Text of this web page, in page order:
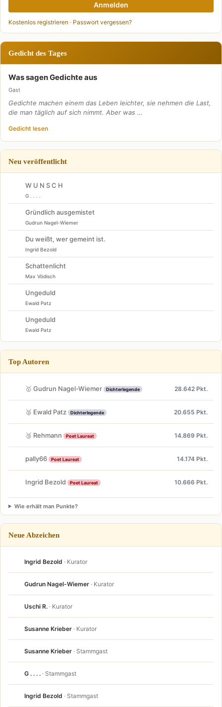
Anmelden
Kostenlos registrieren · Passwort vergessen?
Gedicht des Tages
Was sagen Gedichte aus
Gast
Gedichte machen einem das Leben leichter, sie nehmen die Last,
die man täglich auf sich nimmt. Aber was …
Gedicht lesen
Neu veröffentlicht
W U N S C H
G . . . .
Gründlich ausgemistet
Gudrun Nagel-Wiemer
Du weißt, wer gemeint ist.
Ingrid Bezold
Schattenlicht
Max Vödisch
Ungeduld
Ewald Patz
Ungeduld
Ewald Patz
Top Autoren
🥇 Gudrun Nagel-Wiemer Dichterlegende 28.642 Pkt.
🥈 Ewald Patz Dichterlegende 20.655 Pkt.
🥉 Rehmann Poet Laureat 14.869 Pkt.
pally66 Poet Laureat 14.174 Pkt.
Ingrid Bezold Poet Laureat 10.666 Pkt.
Wie erhält man Punkte?
Neue Abzeichen
Ingrid Bezold · Kurator
Gudrun Nagel-Wiemer · Kurator
Uschi R. · Kurator
Susanne Krieber · Kurator
Susanne Krieber · Stammgast
G . . . . · Stammgast
Ingrid Bezold · Stammgast